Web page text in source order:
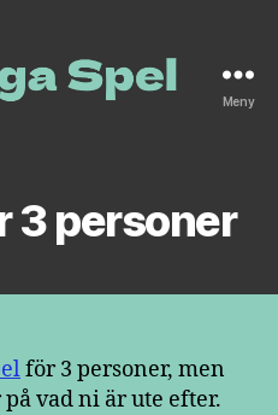
Meny
3 personer
för 3 personer, men
vad ni är ute efter.